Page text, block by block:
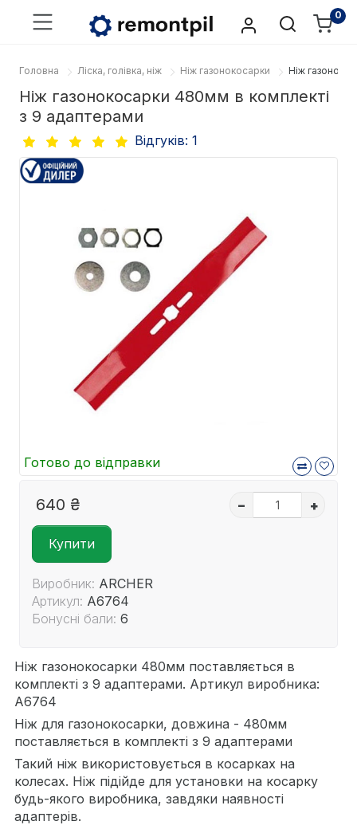
0
Головна Ліска, голівка, ніж Ніж газонокосарки Ніж
Ніж газонокосарки 480мм в комплекті
з 9 адаптерами
Відгуків: 1
Готово до відправки
640 ₴ – +
Купити
Виробник: ARCHER
Артикул: A6764
Бонусні бали: 6
Ніж газонокосарки 480мм поставляється в
комплекті з 9 адаптерами. Артикул виробника:
A6764
Ніж для газонокосарки, довжина - 480мм
поставляється в комплекті з 9 адаптерами
Такий ніж використовується в косарках на
колесах. Ніж підійде для установки на косарку
будь-якого виробника, завдяки наявності
адаптерів.